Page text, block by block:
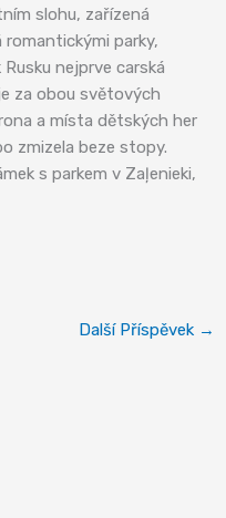
slohu, zařízená
romantickými parky,
nejprve carská
za obou světových
a místa dětských her
zmizela beze stopy.
s parkem v Zaļenieki,
Další Příspěvek →